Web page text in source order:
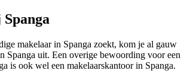
makelaar in Spanga zoekt, kom je al gauw
Spanga uit. Een overige bewoording voor een
is ook wel een makelaarskantoor in Spanga.